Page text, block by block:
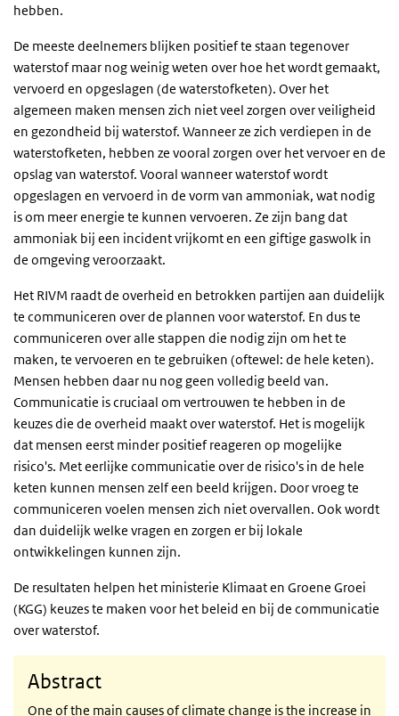
hebben.
De meeste deelnemers blijken positief te staan tegenover
waterstof maar nog weinig weten over hoe het wordt gemaakt,
vervoerd en opgeslagen (de waterstofketen). Over het
algemeen maken mensen zich niet veel zorgen over veiligheid
en gezondheid bij waterstof. Wanneer ze zich verdiepen in de
waterstofketen, hebben ze vooral zorgen over het vervoer en de
opslag van waterstof. Vooral wanneer waterstof wordt
opgeslagen en vervoerd in de vorm van ammoniak, wat nodig
is om meer energie te kunnen vervoeren. Ze zijn bang dat
ammoniak bij een incident vrijkomt en een giftige gaswolk in
de omgeving veroorzaakt.
Het RIVM raadt de overheid en betrokken partijen aan duidelijk
te communiceren over de plannen voor waterstof. En dus te
communiceren over alle stappen die nodig zijn om het te
maken, te vervoeren en te gebruiken (oftewel: de hele keten).
Mensen hebben daar nu nog geen volledig beeld van.
Communicatie is cruciaal om vertrouwen te hebben in de
keuzes die de overheid maakt over waterstof. Het is mogelijk
dat mensen eerst minder positief reageren op mogelijke
risico's. Met eerlijke communicatie over de risico's in de hele
keten kunnen mensen zelf een beeld krijgen. Door vroeg te
communiceren voelen mensen zich niet overvallen. Ook wordt
dan duidelijk welke vragen en zorgen er bij lokale
ontwikkelingen kunnen zijn.
De resultaten helpen het ministerie Klimaat en Groene Groei
(KGG) keuzes te maken voor het beleid en bij de communicatie
over waterstof.
Abstract
One of the main causes of climate change is the increase in